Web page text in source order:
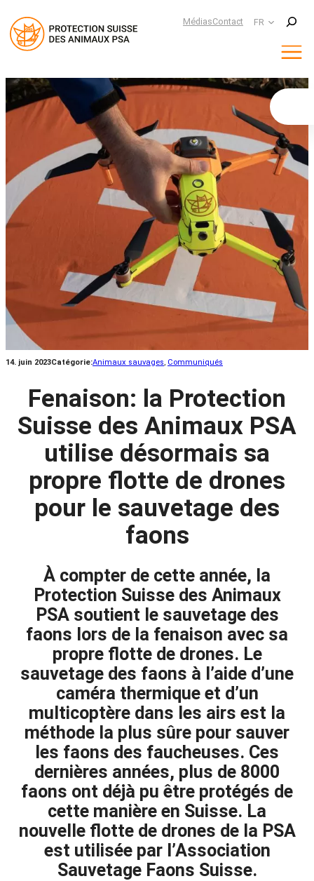
MédiasContact FR
Suchen
14. juin 2023Catégorie:Animaux sauvages, Communiqués
Fenaison: la Protection
Suisse des Animaux PSA
utilise désormais sa
propre flotte de drones
pour le sauvetage des
faons
À compter de cette année, la
Protection Suisse des Animaux
PSA soutient le sauvetage des
faons lors de la fenaison avec sa
propre flotte de drones. Le
sauvetage des faons à l’aide d’une
caméra thermique et d’un
multicoptère dans les airs est la
méthode la plus sûre pour sauver
les faons des faucheuses. Ces
dernières années, plus de 8000
faons ont déjà pu être protégés de
cette manière en Suisse. La
nouvelle flotte de drones de la PSA
est utilisée par l’Association
Sauvetage Faons Suisse.